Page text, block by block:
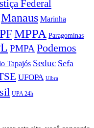
Federal
Manaus Marinha
MPPA Paragominas
PMPA Podemos
Tapajós Seduc Sefa
UFOPA Ulbra
UPA 24h